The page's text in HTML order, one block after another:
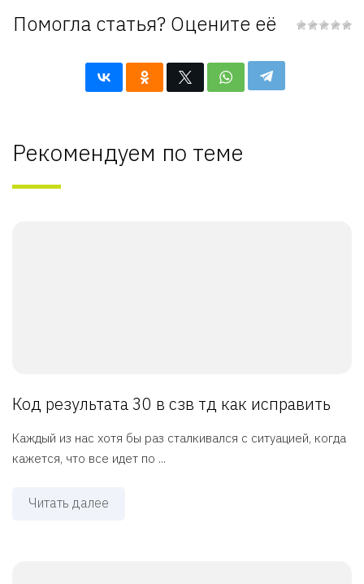
Помогла статья? Оцените её
Рекомендуем по теме
Код результата 30 в сзв тд как исправить
Каждый из нас хотя бы раз сталкивался с ситуацией, когда
кажется, что все идет по ...
Читать далее